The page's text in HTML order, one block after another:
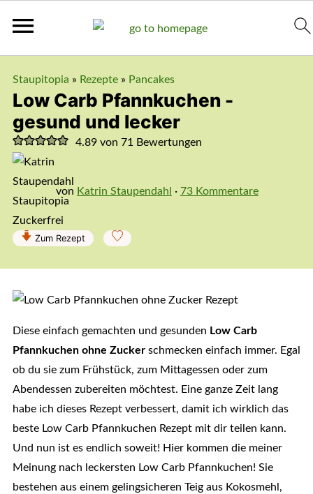
Staupitopia » Rezepte» Pancakes
Low Carb Pfannkuchen -
gesund und lecker
4.89von 71 Bewertungen
von Katrin Staupendahl · 73 Kommentare
Zum Rezept
Diese einfach gemachten und gesunden Low Carb
Pfannkuchen ohne Zuckerschmecken einfach immer. Egal
ob du sie zum Frühstück, zum Mittagessen oder zum
Abendessen zubereiten möchtest. Eine ganze Zeit lang
habe ich dieses Rezept verbessert, damit ich wirklich das
beste Low Carb Pfannkuchen Rezept mit dir teilen kann.
Und nun ist es endlich soweit! Hier kommen die meiner
Meinung nach leckersten Low Carb Pfannkuchen! Sie
bestehen aus einem gelingsicheren Teig aus Kokosmehl,